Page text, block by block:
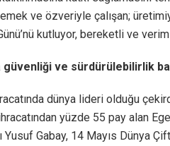
emek ve özveriyle çalışan;
kutluyor, bereketli ve
güvenliği ve sürdürülebilirlik
dünya lideri olduğu
yüzde 55 pay alan
Gabay, 14 Mayıs Dünya